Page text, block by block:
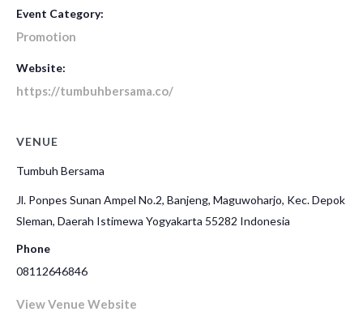
Event Category:
Promotion
Website:
https://tumbuhbersama.co/
VENUE
Tumbuh Bersama
Jl. Ponpes Sunan Ampel No.2, Banjeng, Maguwoharjo, Kec. Depok
Sleman, Daerah Istimewa Yogyakarta 55282 Indonesia
Phone
08112646846
View Venue Website